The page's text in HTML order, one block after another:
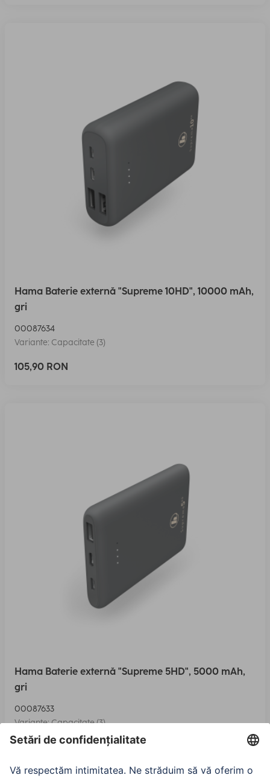
Hama Baterie externă "Supreme 10HD", 10000 mAh,
gri
00087634
Variante: Capacitate (3)
105,90 RON
Hama Baterie externă "Supreme 5HD", 5000 mAh,
gri
00087633
Variante: Capacitate (3)
86,90 RON